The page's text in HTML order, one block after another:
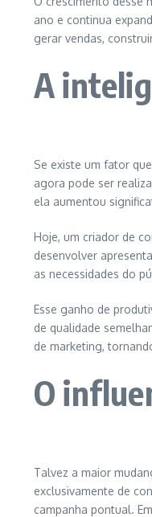
ano e continua
gerar vendas,
A
Se existe um fator
agora pode ser
ela aumentou
Hoje, um criador de
desenvolver
as necessidades do
Esse ganho de
de qualidade
de marketing,
O
Talvez a maior
exclusivamente de
campanha pontual.